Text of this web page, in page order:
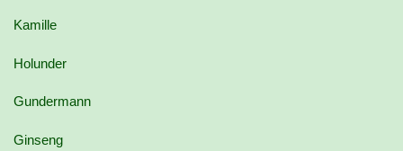
Kamille
Holunder
Gundermann
Ginseng